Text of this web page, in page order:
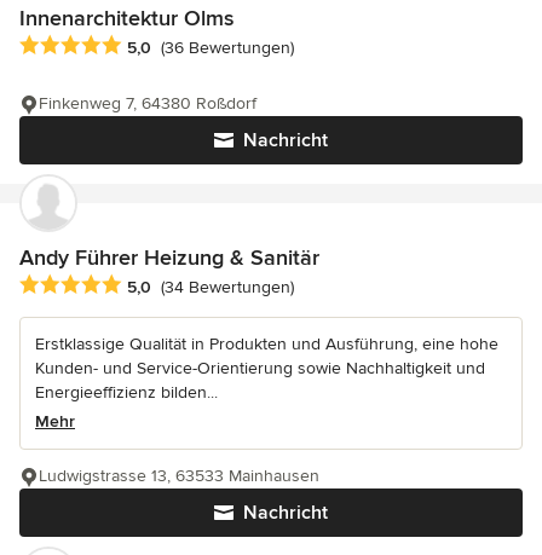
Innenarchitektur Olms
Durchschnittliche Bewertung: 5 von 5 Sternen
5,0 (36 Bewertungen)
Nachricht
Finkenweg 7, 64380 Roßdorf
Andy Führer Heizung & Sanitär
Durchschnittliche Bewertung: 5 von 5 Sternen
5,0 (34 Bewertungen)
Erstklassige Qualität in Produkten und Ausführung, eine hohe
Kunden- und Service-Orientierung sowie Nachhaltigkeit und
Energieeffizienz bilden...
Mehr
Nachricht
Ludwigstrasse 13, 63533 Mainhausen